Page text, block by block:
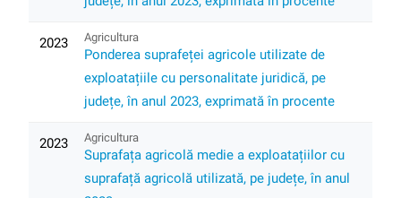
2023 Agricultura
Ponderea suprafeței agricole utilizate de
exploatațiile cu personalitate juridică, pe
județe, în anul 2023, exprimată în procente
2023 Agricultura
Suprafața agricolă medie a exploatațiilor cu
suprafață agricolă utilizată, pe județe, în anul